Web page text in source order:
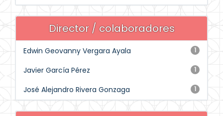
Director / colaboradores
1
Edwin Geovanny Vergara Ayala
1
Javier García Pérez
1
José Alejandro Rivera Gonzaga